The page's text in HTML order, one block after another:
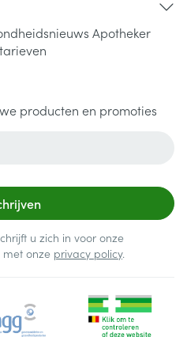
Apotheker
producten en promoties
u zich in voor onze
onze privacy policy.